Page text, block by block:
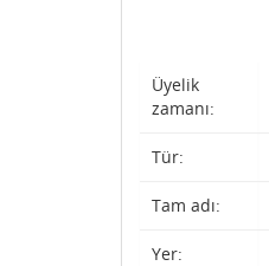
Üyelik
zamanı:
Tür:
Tam adı:
Yer: